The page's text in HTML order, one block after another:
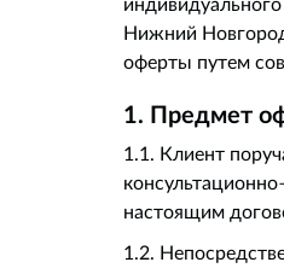
Нижний
оферты путем
1. Предмет
1.1. Клиент
настоящим
1.2.